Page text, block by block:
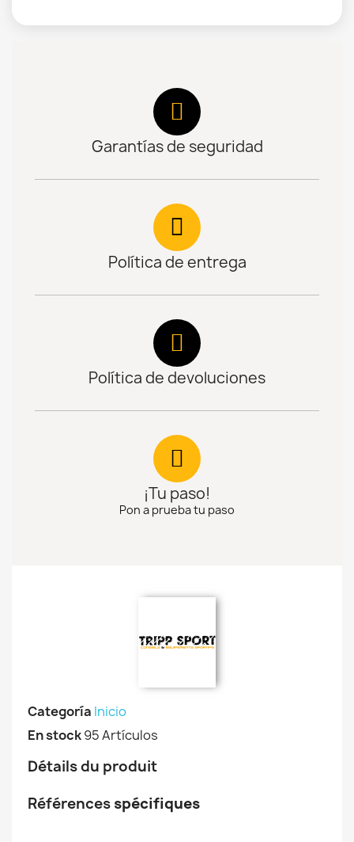
Garantías de seguridad
Política de entrega
Política de devoluciones
¡Tu paso!
Pon a prueba tu paso
Categoría Inicio
En stock95 Artículos
Détails du produit
Références spécifiques